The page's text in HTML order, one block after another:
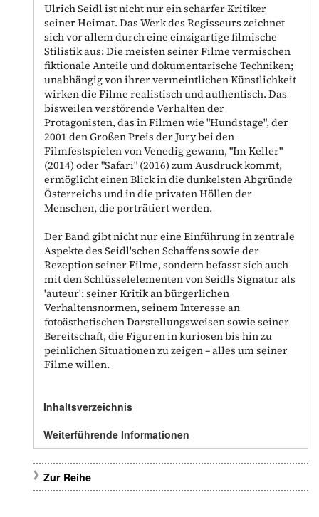
Ulrich Seidl ist nicht nur ein scharfer Kritiker
seiner Heimat. Das Werk des Regisseurs zeichnet
sich vor allem durch eine einzigartige filmische
Stilistik aus: Die meisten seiner Filme vermischen
fiktionale Anteile und dokumentarische Techniken;
unabhängig von ihrer vermeintlichen Künstlichkeit
wirken die Filme realistisch und authentisch. Das
bisweilen verstörende Verhalten der
Protagonisten, das in Filmen wie "Hundstage", der
2001 den Großen Preis der Jury bei den
Filmfestspielen von Venedig gewann, "Im Keller"
(2014) oder "Safari" (2016) zum Ausdruck kommt,
ermöglicht einen Blick in die dunkelsten Abgründe
Österreichs und in die privaten Höllen der
Menschen, die porträtiert werden.
Der Band gibt nicht nur eine Einführung in zentrale
Aspekte des Seidl'schen Schaffens sowie der
Rezeption seiner Filme, sondern befasst sich auch
mit den Schlüsselelementen von Seidls Signatur als
'auteur': seiner Kritik an bürgerlichen
Verhaltensnormen, seinem Interesse an
fotoästhetischen Darstellungsweisen sowie seiner
Bereitschaft, die Figuren in kuriosen bis hin zu
peinlichen Situationen zu zeigen – alles um seiner
Filme willen.
Inhaltsverzeichnis
Weiterführende Informationen
Zur Reihe